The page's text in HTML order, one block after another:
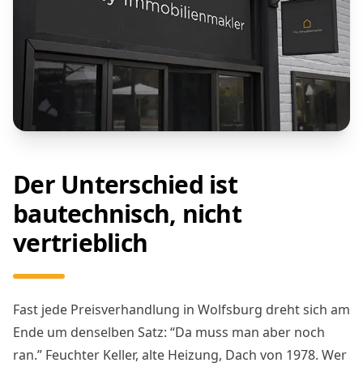
Der Unterschied ist
bautechnisch, nicht
vertrieblich
Fast jede Preisverhandlung in Wolfsburg dreht sich am
Ende um denselben Satz: “Da muss man aber noch
ran.” Feuchter Keller, alte Heizung, Dach von 1978. Wer